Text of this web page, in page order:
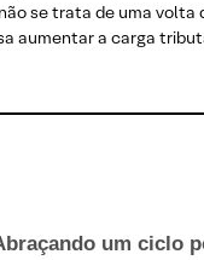
se trata de uma volta
aumentar a carga
um ciclo